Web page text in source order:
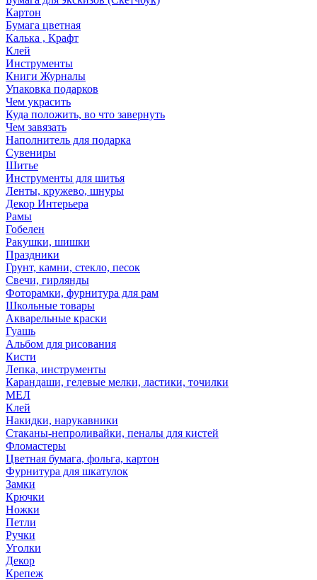
Картон
Бумага цветная
Калька , Крафт
Клей
Инструменты
Книги Журналы
Упаковка подарков
Чем украсить
Куда положить, во что завернуть
Чем завязать
Наполнитель для подарка
Сувениры
Шитье
Инструменты для шитья
Ленты, кружево, шнуры
Декор Интерьера
Рамы
Гобелен
Ракушки, шишки
Праздники
Грунт, камни, стекло, песок
Свечи, гирлянды
Фоторамки, фурнитура для рам
Школьные товары
Акварельные краски
Гуашь
Альбом для рисования
Кисти
Лепка, инструменты
Карандаши, гелевые мелки, ластики, точилки
МЕЛ
Клей
Накидки, нарукавники
Стаканы-непроливайки, пеналы для кистей
Фломастеры
Цветная бумага, фольга, картон
Фурнитура для шкатулок
Замки
Крючки
Ножки
Петли
Ручки
Уголки
Декор
Крепеж